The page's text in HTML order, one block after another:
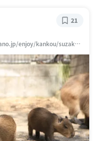
enjoy/kankou/suzakaz
21